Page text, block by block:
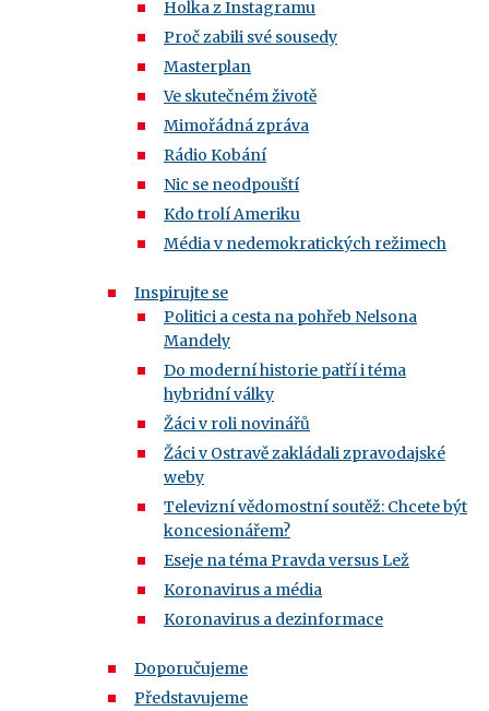
Holka z Instagramu
Proč zabili své sousedy
Masterplan
Ve skutečném životě
Mimořádná zpráva
Rádio Kobání
Nic se neodpouští
Kdo trolí Ameriku
Média v nedemokratických režimech
Inspirujte se
Politici a cesta na pohřeb Nelsona
Mandely
Do moderní historie patří i téma
hybridní války
Žáci v roli novinářů
Žáci v Ostravě zakládali zpravodajské
weby
Televizní vědomostní soutěž: Chcete být
koncesionářem?
Eseje na téma Pravda versus Lež
Koronavirus a média
Koronavirus a dezinformace
Doporučujeme
Představujeme